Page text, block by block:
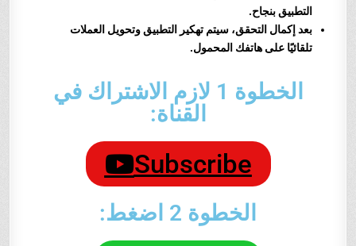
التطبيق بنجاح.
بعد إكمال التحقق، سيتم تهكير التطبيق وتحويل العملات
تلقائيًا على هاتفك المحمول.
الخطوة 1 لازم الاشتراك في
القناة:
Subscribe
الخطوة 2 اضغط: